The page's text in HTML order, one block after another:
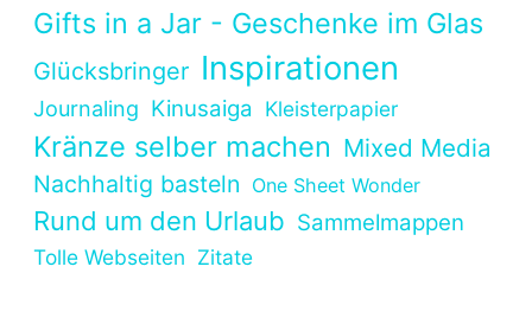
Gifts in a Jar - Geschenke im Glas
Glücksbringer Inspirationen
Journaling Kinusaiga Kleisterpapier
Kränze selber machen Mixed Media
Nachhaltig basteln One Sheet Wonder
Rund um den Urlaub Sammelmappen
Tolle Webseiten Zitate